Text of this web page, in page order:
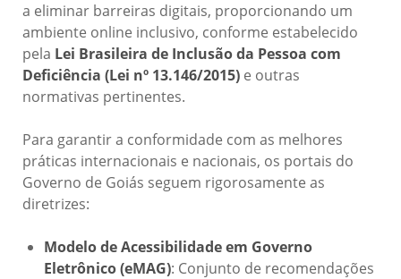
a eliminar barreiras digitais, proporcionando um
ambiente online inclusivo, conforme estabelecido
pela Lei Brasileira de Inclusão da Pessoa com
Deficiência (Lei nº 13.146/2015) e outras
normativas pertinentes.
Para garantir a conformidade com as melhores
práticas internacionais e nacionais, os portais do
Governo de Goiás seguem rigorosamente as
diretrizes:
Modelo de Acessibilidade em Governo
Eletrônico (eMAG): Conjunto de recomendações